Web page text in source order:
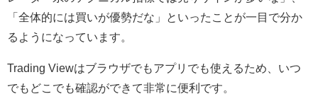
「全体的には買いが優勢だな」といったことが一目で分か
るようになっています。
Trading Viewはブラウザでもアプリでも使えるため、いつ
でもどこでも確認ができて非常に便利です。